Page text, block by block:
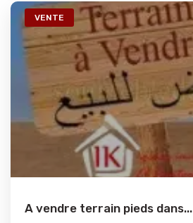
VENTE
A vendre terrain pieds dans...